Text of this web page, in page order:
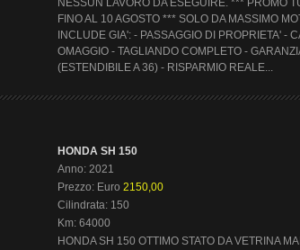
NESSUN LAVORO DA ESEGUIRE. *** PROMO
FINO AL 10 AGOSTO *** SOLO DA MASSIMO
INCLUDE GIA': - PASSAGGIO DI PROPRIETA' -
OMAGGIO - TAGLIANDO COMPLETO -
(ESTENDIBILE A 36) - RISPARMIO REALE...
HONDA SH 150
Anno: 2021
Prezzo: Euro 2150,00
Cilindrata: 150
Km: 64000
HONDA SH 150 OTTIMO STATO DA VETRINA